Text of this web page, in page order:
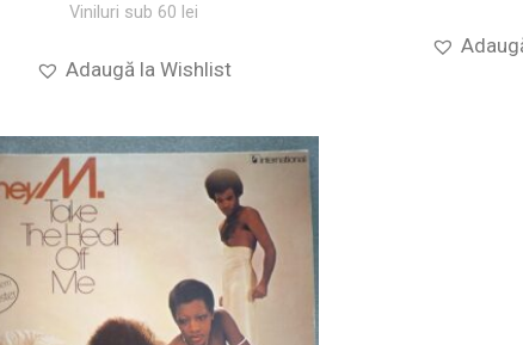
Viniluri sub 60 lei
Adaugă la Wishlist